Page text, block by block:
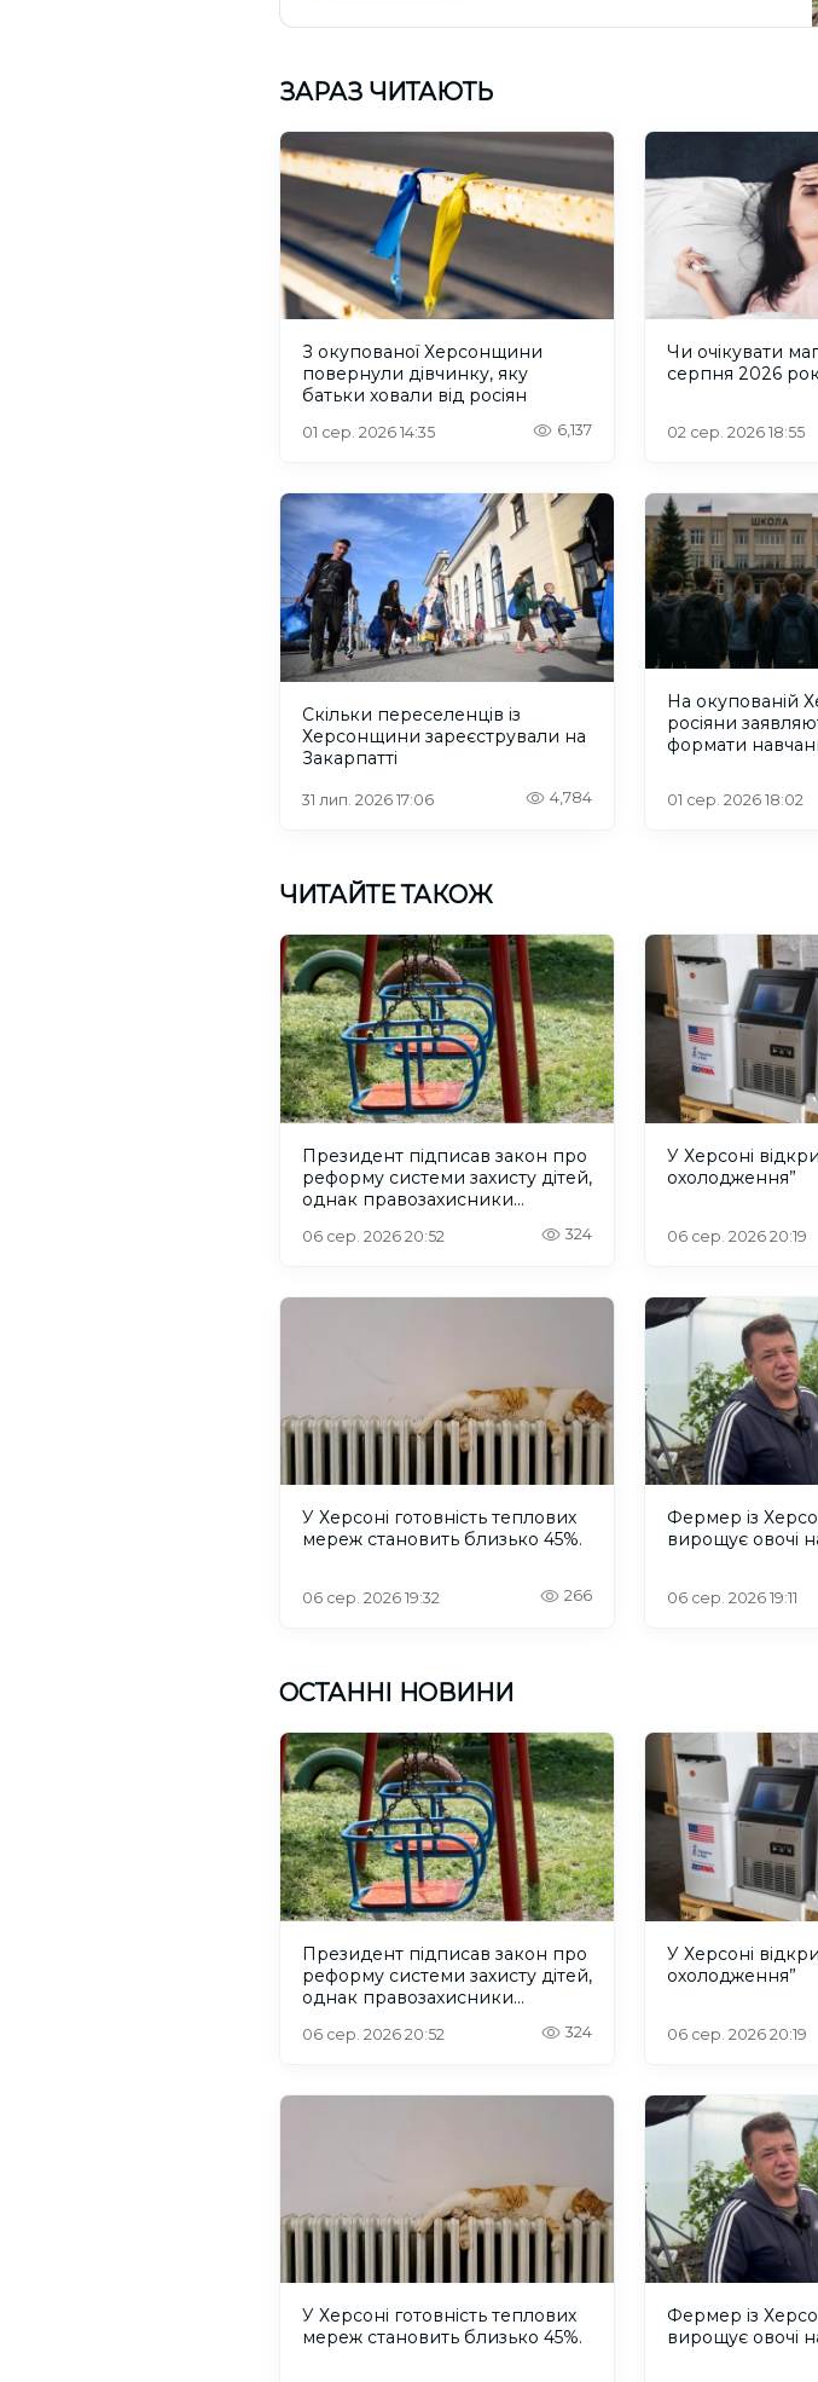
ЗАРАЗ ЧИТАЮТЬ
З окупованої Херсонщини
повернули дівчинку, яку
батьки ховали від росіян
01 сер. 2026 14:35 6,137
Чи очікувати
серпня 2026
02 сер. 2026 18:55
Скільки переселенців із
Херсонщини зареєстрували на
Закарпатті
31 лип. 2026 17:06 4,784
На окупованій
росіяни
формати
01 сер. 2026 18:02
ЧИТАЙТЕ ТАКОЖ
Президент підписав закон про
реформу системи захисту дітей,
однак правозахисники
06 сер. 2026 20:52 324
У Херсоні
охолодження”
06 сер. 2026 20:19
У Херсоні готовність теплових
мереж становить близько 45%.
06 сер. 2026 19:32 266
Фермер із
вирощує овочі
06 сер. 2026 19:11
ОСТАННІ НОВИНИ
Президент підписав закон про
реформу системи захисту дітей,
однак правозахисники
06 сер. 2026 20:52 324
У Херсоні
охолодження”
06 сер. 2026 20:19
У Херсоні готовність теплових
мереж становить близько 45%.
Фермер із
вирощує овочі